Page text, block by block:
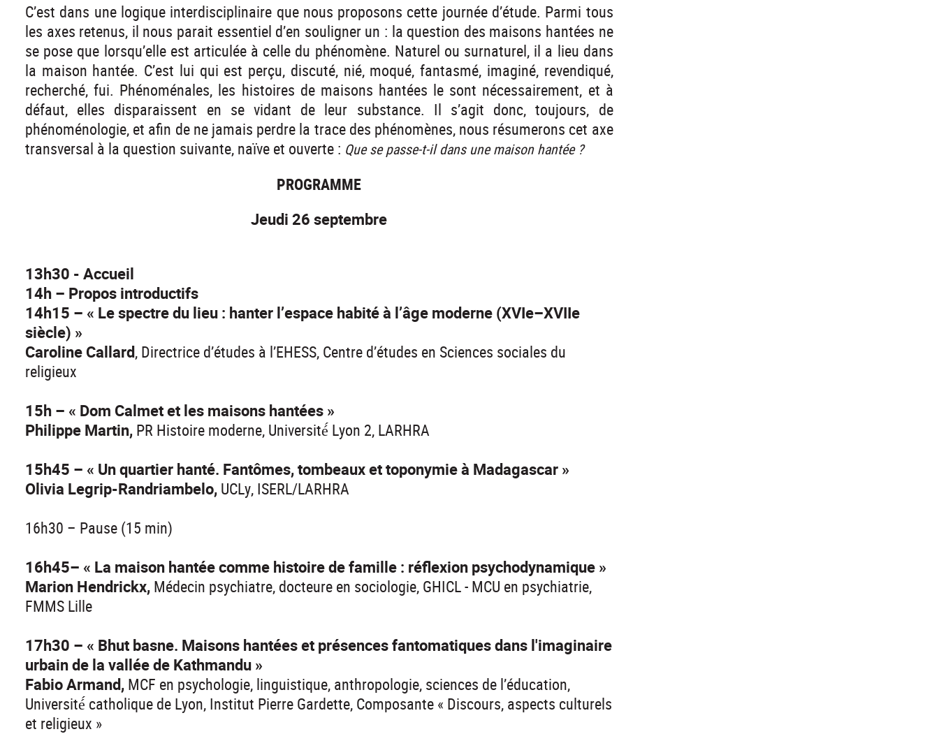
C’est dans une logique interdisciplinaire que nous proposons cette journée d’étude. Parmi tous
les axes retenus, il nous parait essentiel d’en souligner un : la question des maisons hantées ne
se pose que lorsqu’elle est articulée à celle du phénomène. Naturel ou surnaturel, il a lieu dans
la maison hantée. C’est lui qui est perçu, discuté, nié, moqué, fantasmé, imaginé, revendiqué,
recherché, fui. Phénoménales, les histoires de maisons hantées le sont nécessairement, et à
défaut, elles disparaissent en se vidant de leur substance. Il s’agit donc, toujours, de
phénoménologie, et afin de ne jamais perdre la trace des phénomènes, nous résumerons cet axe
transversal à la question suivante, naïve et ouverte : Que se passe-t-il dans une maison hantée ?
PROGRAMME
Jeudi 26 septembre
13h30 - Accueil
14h – Propos introductifs
14h15 – « Le spectre du lieu : hanter l’espace habité à l’âge moderne (XVIe–XVIIe
siècle) »
Caroline Callard, Directrice d’études à l’EHESS, Centre d’études en Sciences sociales du
religieux
15h – « Dom Calmet et les maisons hantées »
Philippe Martin, PR Histoire moderne, Université́ Lyon 2, LARHRA
15h45 – « Un quartier hanté. Fantômes, tombeaux et toponymie à Madagascar »
Olivia Legrip-Randriambelo, UCLy, ISERL/LARHRA
16h30 – Pause (15 min)
16h45– « La maison hantée comme histoire de famille : réflexion psychodynamique »
Marion Hendrickx, Médecin psychiatre, docteure en sociologie, GHICL - MCU en psychiatrie,
FMMS Lille
17h30 – « Bhut basne. Maisons hantées et présences fantomatiques dans l'imaginaire
urbain de la vallée de Kathmandu »
Fabio Armand, MCF en psychologie, linguistique, anthropologie, sciences de l’éducation,
Université́ catholique de Lyon, Institut Pierre Gardette, Composante « Discours, aspects culturels
et religieux »